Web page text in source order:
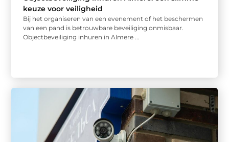
keuze voor veiligheid
Bij het organiseren van een evenement of het beschermen
van een pand is betrouwbare beveiliging onmisbaar.
Objectbeveiliging inhuren in Almere ...